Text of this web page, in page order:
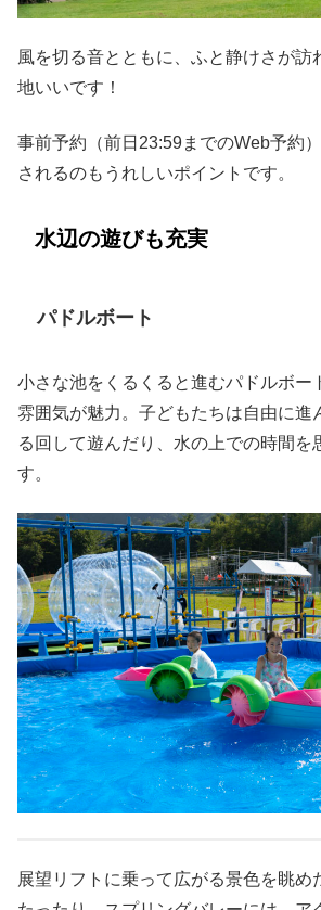
風を切る音とともに、ふと静けさが訪
地いいです！
事前予約（前日23:59までのWeb予約
されるのもうれしいポイントです。
水辺の遊びも充実
パドルボート
小さな池をくるくると進むパドルボー
雰囲気が魅力。子どもたちは自由に進
る回して遊んだり、水の上での時間を
す。
展望リフトに乗って広がる景色を眺め